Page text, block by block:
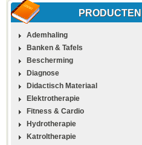
PRODUCTEN
Ademhaling
Banken & Tafels
Bescherming
Diagnose
Didactisch Materiaal
Elektrotherapie
Fitness & Cardio
Hydrotherapie
Katroltherapie